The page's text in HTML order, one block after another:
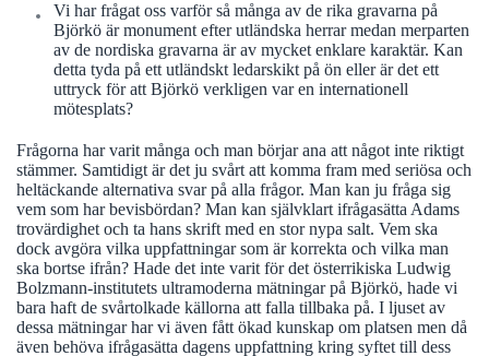
Vi har frågat oss varför så många av de rika gravarna på
Björkö är monument efter utländska herrar medan merparten
av de nordiska gravarna är av mycket enklare karaktär. Kan
detta tyda på ett utländskt ledarskikt på ön eller är det ett
uttryck för att Björkö verkligen var en internationell
mötesplats?
Frågorna har varit många och man börjar ana att något inte riktigt
stämmer. Samtidigt är det ju svårt att komma fram med seriösa och
heltäckande alternativa svar på alla frågor. Man kan ju fråga sig
vem som har bevisbördan? Man kan självklart ifrågasätta Adams
trovärdighet och ta hans skrift med en stor nypa salt. Vem ska
dock avgöra vilka uppfattningar som är korrekta och vilka man
ska bortse ifrån? Hade det inte varit för det österrikiska Ludwig
Bolzmann-institutets ultramoderna mätningar på Björkö, hade vi
bara haft de svårtolkade källorna att falla tillbaka på. I ljuset av
dessa mätningar har vi även fått ökad kunskap om platsen men då
även behöva ifrågasätta dagens uppfattning kring syftet till dess